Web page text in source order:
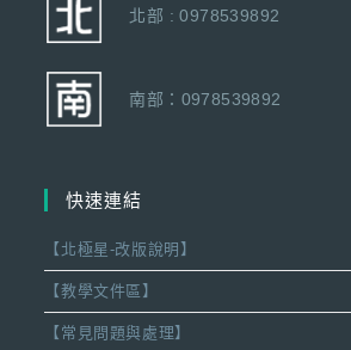
北部 : 0978539892
南部：0978539892
快速連結
【北極星-改版說明】
【教學文件區】
【常見問題與處理】